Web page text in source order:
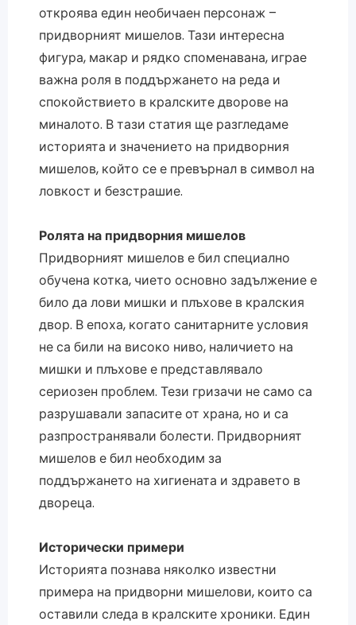
откроява един необичаен персонаж –
придворният мишелов. Тази интересна
фигура, макар и рядко споменавана, играе
важна роля в поддържането на реда и
спокойствието в кралските дворове на
миналото. В тази статия ще разгледаме
историята и значението на придворния
мишелов, който се е превърнал в символ на
ловкост и безстрашие.
Ролята на придворния мишелов
Придворният мишелов е бил специално
обучена котка, чието основно задължение е
било да лови мишки и плъхове в кралския
двор. В епоха, когато санитарните условия
не са били на високо ниво, наличието на
мишки и плъхове е представлявало
сериозен проблем. Тези гризачи не само са
разрушавали запасите от храна, но и са
разпространявали болести. Придворният
мишелов е бил необходим за
поддържането на хигиената и здравето в
двореца.
Исторически примери
Историята познава няколко известни
примера на придворни мишелови, които са
оставили следа в кралските хроники. Един